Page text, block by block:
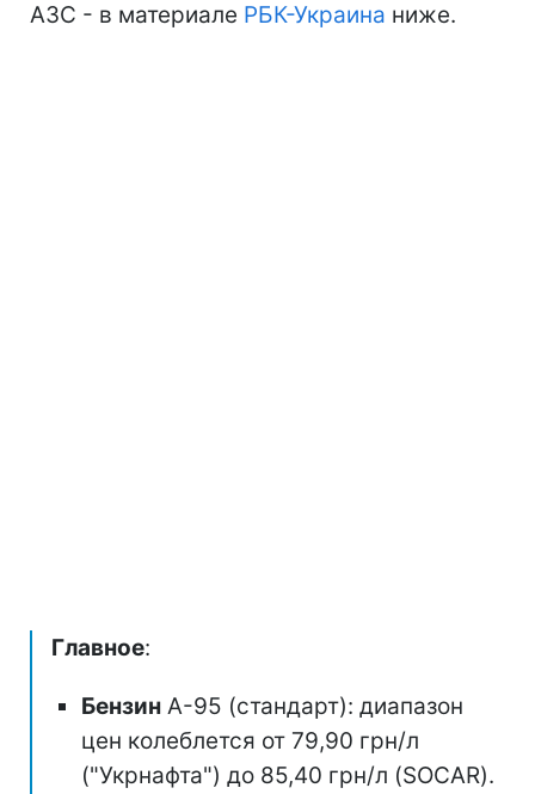
АЗС - в материале РБК-Украина ниже.
Главное:
Бензин А-95 (стандарт): диапазон
цен колеблется от 79,90 грн/л
("Укрнафта") до 85,40 грн/л (SOCAR).